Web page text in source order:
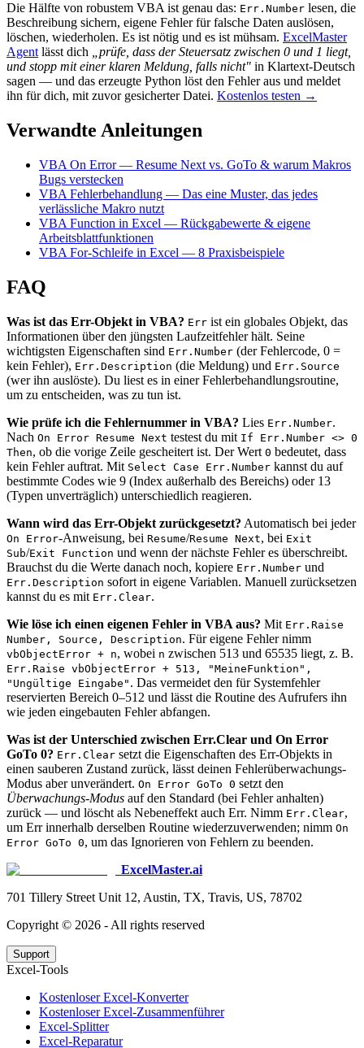
Die Hälfte von robustem VBA ist genau das: Err.Number lesen, die
Beschreibung sichern, eigene Fehler für falsche Daten auslösen,
löschen, wiederholen. Es ist nötig und es ist mühsam. ExcelMaster
Agent lässt dich
„prüfe, dass der Steuersatz zwischen 0 und 1 liegt,
und stopp mit einer klaren Meldung, falls nicht" in Klartext-Deutsch
sagen — und das erzeugte Python löst den Fehler aus und meldet
ihn für dich, mit zuvor gesicherter Datei. Kostenlos testen →
Verwandte Anleitungen
VBA On Error — Resume Next vs. GoTo & warum Makros
Bugs verstecken
VBA Fehlerbehandlung — Das eine Muster, das jedes
verlässliche Makro nutzt
VBA Function in Excel — Rückgabewerte & eigene
Arbeitsblattfunktionen
VBA For-Schleife in Excel — 8 Praxisbeispiele
FAQ
Was ist das Err-Objekt in VBA? Err ist ein globales Objekt, das
Informationen über den jüngsten Laufzeitfehler hält. Seine
wichtigsten Eigenschaften sind Err.Number (der Fehlercode, 0 =
kein Fehler), Err.Description (die Meldung) und Err.Source
(wer ihn auslöste). Du liest es in einer Fehlerbehandlungsroutine,
um zu entscheiden, was zu tun ist.
Wie prüfe ich die Fehlernummer in VBA? Lies Err.Number.
Nach On Error Resume Next testest du mit If Err.Number <> 0
Then, ob die vorige Zeile gescheitert ist. Der Wert 0 bedeutet, dass
kein Fehler auftrat. Mit Select Case Err.Number kannst du auf
bestimmte Codes wie 9 (Index außerhalb des Bereichs) oder 13
(Typen unverträglich) unterschiedlich reagieren.
Wann wird das Err-Objekt zurückgesetzt? Automatisch bei jeder
On Error-Anweisung, bei Resume/Resume Next, bei Exit
Sub/Exit Function und wenn der nächste Fehler es überschreibt.
Brauchst du die Werte danach noch, kopiere Err.Number und
Err.Description sofort in eigene Variablen. Manuell zurücksetzen
kannst du es mit Err.Clear.
Wie löse ich einen eigenen Fehler in VBA aus? Mit Err.Raise
Number, Source, Description. Für eigene Fehler nimm
vbObjectError + n, wobei n zwischen 513 und 65535 liegt, z. B.
Err.Raise vbObjectError + 513, "MeineFunktion",
"Ungültige Eingabe" . Das vermeidet den für Systemfehler
reservierten Bereich 0–512 und lässt die Routine des Aufrufers ihn
wie jeden eingebauten Fehler abfangen.
Was ist der Unterschied zwischen Err.Clear und On Error
GoTo 0? Err.Clear setzt die Eigenschaften des Err-Objekts in
einen sauberen Zustand zurück, lässt deinen Fehlerüberwachungs-
Modus aber unverändert. On Error GoTo 0 setzt den
Überwachungs-Modus auf den Standard (bei Fehler anhalten)
zurück — und löscht als Nebeneffekt auch Err. Nimm Err.Clear,
um Err innerhalb derselben Routine wiederzuverwenden; nimm On
Error GoTo 0, um das Ignorieren von Fehlern zu beenden.
ExcelMaster.ai
701 Tillery Street Unit 12, Austin, TX, Travis, US, 78702
Copyright © 2026 - All rights reserved
Support
Excel-Tools
Kostenloser Excel-Konverter
Kostenloser Excel-Zusammenführer
Excel-Splitter
Excel-Reparatur